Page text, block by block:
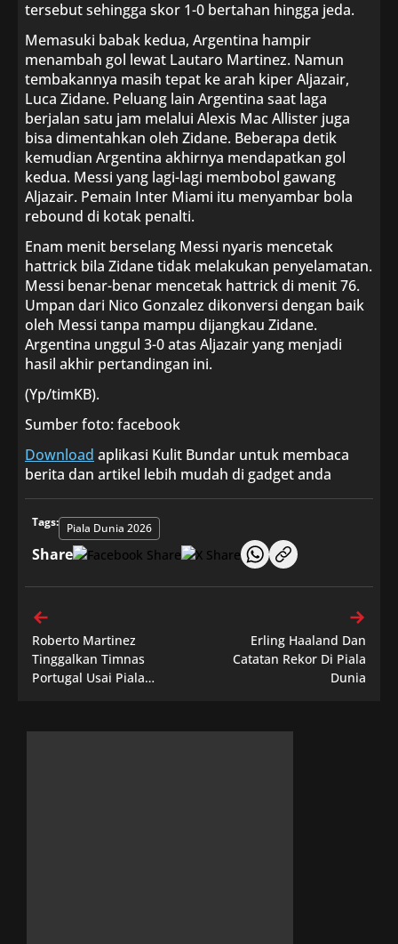
tersebut sehingga skor 1-0 bertahan hingga jeda.
Memasuki babak kedua, Argentina hampir
menambah gol lewat Lautaro Martinez. Namun
tembakannya masih tepat ke arah kiper Aljazair,
Luca Zidane. Peluang lain Argentina saat laga
berjalan satu jam melalui Alexis Mac Allister juga
bisa dimentahkan oleh Zidane. Beberapa detik
kemudian Argentina akhirnya mendapatkan gol
kedua. Messi yang lagi-lagi membobol gawang
Aljazair. Pemain Inter Miami itu menyambar bola
rebound di kotak penalti.
Enam menit berselang Messi nyaris mencetak
hattrick bila Zidane tidak melakukan penyelamatan.
Messi benar-benar mencetak hattrick di menit 76.
Umpan dari Nico Gonzalez dikonversi dengan baik
oleh Messi tanpa mampu dijangkau Zidane.
Argentina unggul 3-0 atas Aljazair yang menjadi
hasil akhir pertandingan ini.
(Yp/timKB).
Sumber foto: facebook
Download aplikasi Kulit Bundar untuk membaca
berita dan artikel lebih mudah di gadget anda
Tags: Piala Dunia 2026
Share
Roberto Martinez
Tinggalkan Timnas
Portugal Usai Piala
Erling Haaland Dan
Catatan Rekor Di Piala
Dunia